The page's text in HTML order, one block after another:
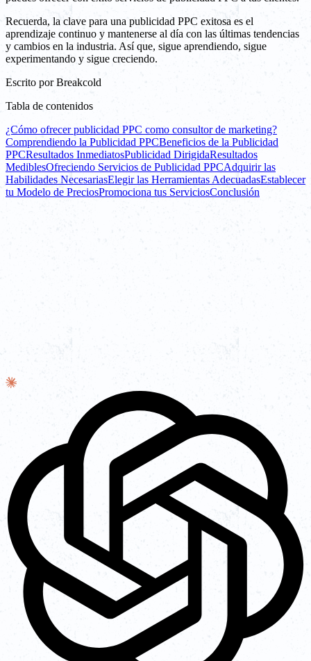
Recuerda, la clave para una publicidad PPC exitosa es el
aprendizaje continuo y mantenerse al día con las últimas tendencias
y cambios en la industria. Así que, sigue aprendiendo, sigue
experimentando y sigue creciendo.
Escrito por Breakcold
Tabla de contenidos
¿Cómo ofrecer publicidad PPC como consultor de marketing?
Comprendiendo la Publicidad PPCBeneficios de la Publicidad
PPCResultados InmediatosPublicidad DirigidaResultados
MediblesOfreciendo Servicios de Publicidad PPCAdquirir las
Habilidades NecesariasElegir las Herramientas AdecuadasEstablecer
tu Modelo de PreciosPromociona tus ServiciosConclusión